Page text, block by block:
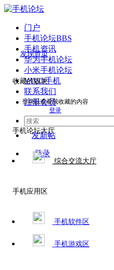
门户
手机论坛BBS
手机资讯
华为手机论坛
小米手机论坛
VIVO手机
联系我们
注册会员
发新帖
登录
发现首页
收藏的版块
登录以查看我收藏的内容
登录
手机论坛大厅
综合交流大厅
手机应用区
手机软件区
手机游戏区